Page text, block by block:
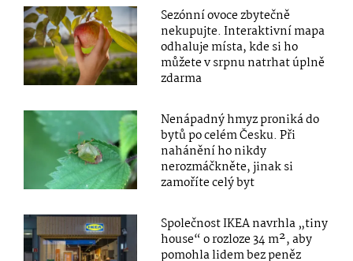
Sezónní ovoce zbytečně
nekupujte. Interaktivní mapa
odhaluje místa, kde si ho
můžete v srpnu natrhat úplně
zdarma
Nenápadný hmyz proniká do
bytů po celém Česku. Při
nahánění ho nikdy
nerozmáčkněte, jinak si
zamoříte celý byt
Společnost IKEA navrhla „tiny
house“ o rozloze 34 m², aby
pomohla lidem bez peněz